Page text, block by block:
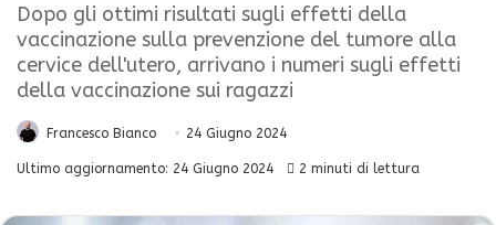
Dopo gli ottimi risultati sugli effetti della
vaccinazione sulla prevenzione del tumore alla
cervice dell'utero, arrivano i numeri sugli effetti
della vaccinazione sui ragazzi
Francesco Bianco 24 Giugno 2024
Ultimo aggiornamento: 24 Giugno 2024 2 minuti di lettura